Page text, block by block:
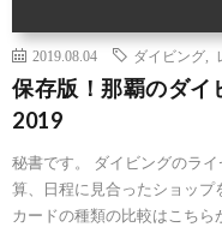
2019.08.04 ダイビング
保存版！那覇のダイ
2019
秘書です。 ダイビングのラ
算、日程に見合ったショッ
カードの種類の比較はこちら